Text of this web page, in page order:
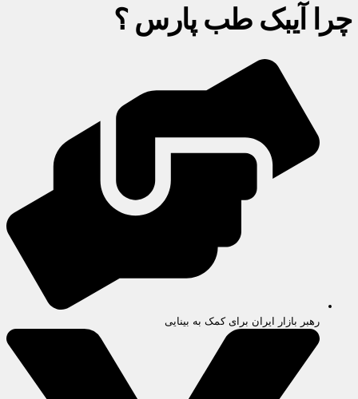
چرا آیبک طب پارس ؟
رهبر بازار ایران برای کمک به بینایی